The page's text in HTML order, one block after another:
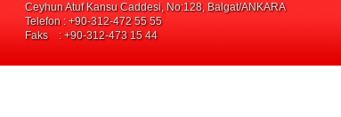
Ceyhun Atuf Kansu Caddesi, No:128, Balgat/ANKARA
Telefon : +90-312-472 55 55
Faks : +90-312-473 15 44